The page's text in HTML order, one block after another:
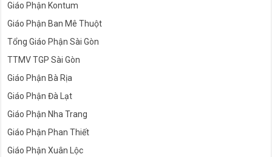
Giáo Phận Kontum
Giáo Phận Ban Mê Thuột
Tổng Giáo Phận Sài Gòn
TTMV TGP Sài Gòn
Giáo Phận Bà Rịa
Giáo Phận Đà Lạt
Giáo Phận Nha Trang
Giáo Phận Phan Thiết
Giáo Phận Xuân Lộc